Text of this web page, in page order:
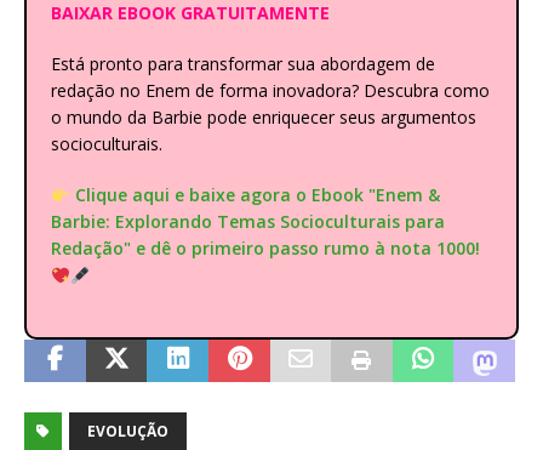
BAIXAR EBOOK GRATUITAMENTE
Está pronto para transformar sua abordagem de
redação no Enem de forma inovadora? Descubra como
o mundo da Barbie pode enriquecer seus argumentos
socioculturais.
Clique aqui e baixe agora o Ebook "Enem &
Barbie: Explorando Temas Socioculturais para
Redação" e dê o primeiro passo rumo à nota 1000!
EVOLUÇÃO